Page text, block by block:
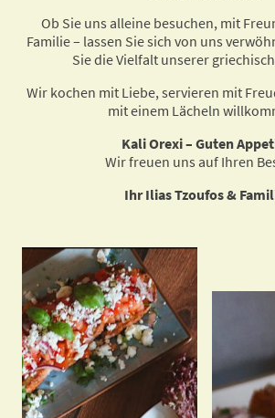
Ob Sie uns alleine besuchen, mit
Familie – lassen Sie sich von uns
Sie die Vielfalt unserer
Wir kochen mit Liebe, servieren mit
mit einem Lächeln
Kali Orexi – Guten
Wir freuen uns auf Ihren
Ihr Ilias Tzoufos &